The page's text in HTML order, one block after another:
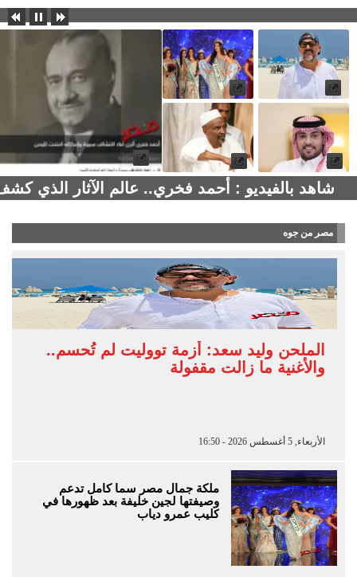
شاهد بالفيديو : أحمد فخري.. عالم الآثار الذي
مصر من جوه
الملحن وليد سعد: أزمة تووليت لم تُحسم..
والأغنية ما زالت مقفولة
الأربعاء, 5 أغسطس 2026 - 16:50
ملكة جمال مصر سما كامل تدعم
وصيفتها لجين خليفة بعد ظهورها في
كليب عمرو دياب